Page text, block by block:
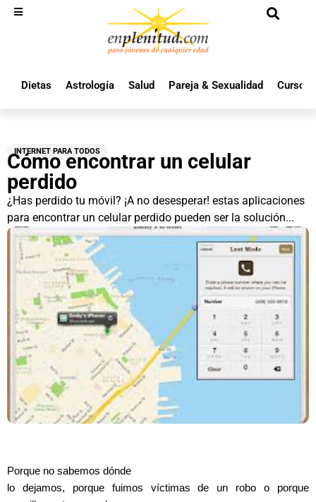
Dietas Astrología Salud Pareja & Sexualidad Cursos
INTERNET PARA TODOS
Cómo encontrar un celular
perdido
¿Has perdido tu móvil? ¡A no desesperar! estas aplicaciones
para encontrar un celular perdido pueden ser la solución...
Porque no sabemos dónde
lo dejamos, porque fuimos víctimas de un robo o porque